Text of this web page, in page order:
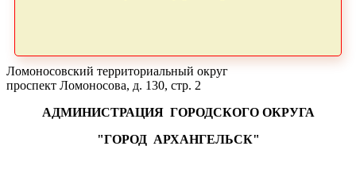
Ломоносовский территориальный округ
проспект Ломоносова, д. 130, стр. 2
АДМИНИСТРАЦИЯ ГОРОДСКОГО ОКРУГА
"ГОРОД АРХАНГЕЛЬСК"